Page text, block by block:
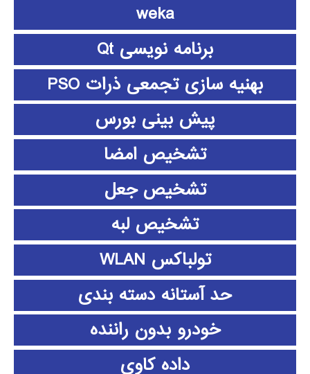
weka
برنامه نویسی Qt
بهنیه سازی تجمعی ذرات PSO
پیش بینی بورس
تشخیص امضا
تشخیص جعل
تشخیص لبه
تولباکس WLAN
حد آستانه دسته بندی
خودرو بدون راننده
داده كاوي